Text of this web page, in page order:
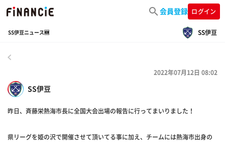
会員登録 ログイン
SS伊豆ニュース🆕 SS伊豆
SS伊豆
2022年07月12日 08:02
昨日、斉藤栄熱海市長に全国大会出場の報告に行ってまいりました！
県リーグを姫の沢で開催させて頂いてる事に加え、チームには熱海市出身の